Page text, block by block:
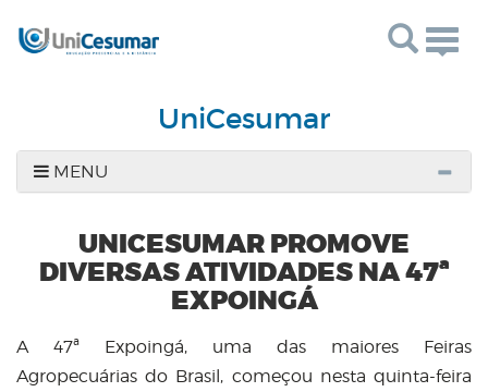
UniCesumar
MENU
UNICESUMAR PROMOVE
DIVERSAS ATIVIDADES NA 47ª
EXPOINGÁ
A 47ª Expoingá, uma das maiores Feiras
Agropecuárias do Brasil, começou nesta quinta-feira